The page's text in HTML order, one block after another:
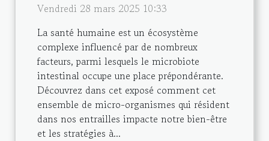
Vendredi 28 mars 2025 10:33
La santé humaine est un écosystème
complexe influencé par de nombreux
facteurs, parmi lesquels le microbiote
intestinal occupe une place prépondérante.
Découvrez dans cet exposé comment cet
ensemble de micro-organismes qui résident
dans nos entrailles impacte notre bien-être
et les stratégies à...